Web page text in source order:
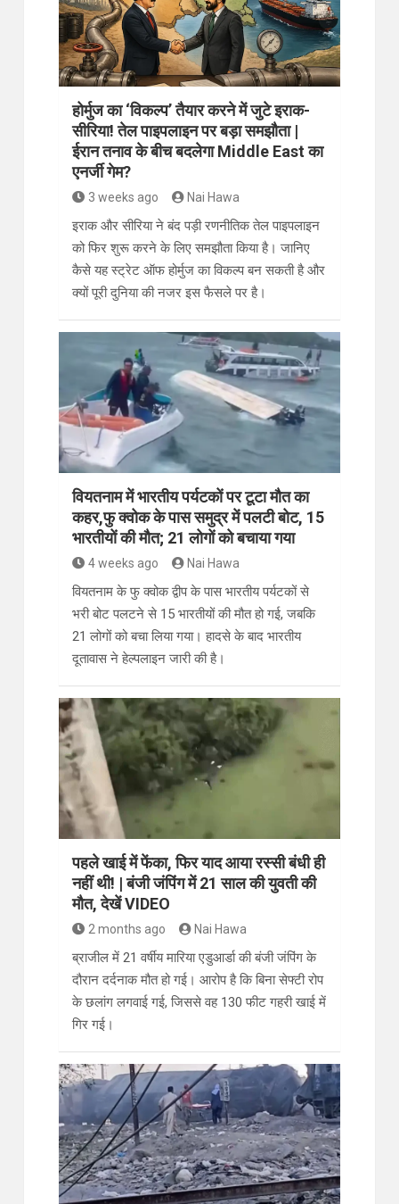
होर्मुज का ‘विकल्प’ तैयार करने में जुटे इराक-
सीरिया! तेल पाइपलाइन पर बड़ा समझौता |
ईरान तनाव के बीच बदलेगा Middle East का
एनर्जी गेम?
3 weeks ago Nai Hawa
इराक और सीरिया ने बंद पड़ी रणनीतिक तेल पाइपलाइन
को फिर शुरू करने के लिए समझौता किया है। जानिए
कैसे यह स्ट्रेट ऑफ होर्मुज का विकल्प बन सकती है और
क्यों पूरी दुनिया की नजर इस फैसले पर है।
वियतनाम में भारतीय पर्यटकों पर टूटा मौत का
कहर,फु क्वोक के पास समुद्र में पलटी बोट, 15
भारतीयों की मौत; 21 लोगों को बचाया गया
4 weeks ago Nai Hawa
वियतनाम के फु क्वोक द्वीप के पास भारतीय पर्यटकों से
भरी बोट पलटने से 15 भारतीयों की मौत हो गई, जबकि
21 लोगों को बचा लिया गया। हादसे के बाद भारतीय
दूतावास ने हेल्पलाइन जारी की है।
पहले खाई में फेंका, फिर याद आया रस्सी बंधी ही
नहीं थी! | बंजी जंपिंग में 21 साल की युवती की
मौत, देखें VIDEO
2 months ago Nai Hawa
ब्राजील में 21 वर्षीय मारिया एडुआर्डा की बंजी जंपिंग के
दौरान दर्दनाक मौत हो गई। आरोप है कि बिना सेफ्टी रोप
के छलांग लगवाई गई, जिससे वह 130 फीट गहरी खाई में
गिर गई।